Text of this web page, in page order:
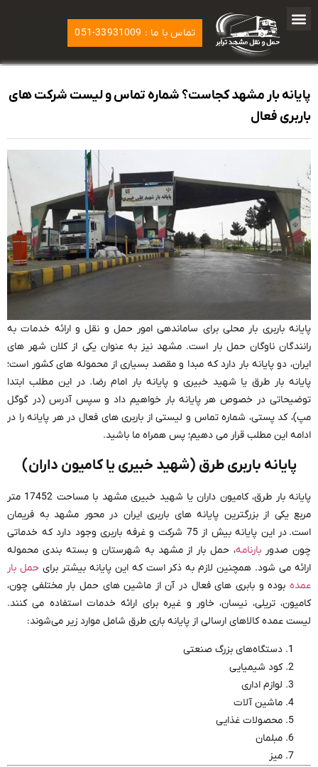
تماس با ما : 33931009-051
پایانه بار مشهد کجاست؟ شماره تماس و لیست شرکت های
باربری فعال
پایانه باربری بار محلی برای ساماندهی امور حمل و نقل و ارائه خدمات به
رانندگان ناوگان حمل بار است. مشهد نیز به عنوان یکی از کلان شهر های
ایران، دو پایانه بار دارد که مبدا و مقصد بسیاری از محموله های کشور است؛
پایانه بار طرق یا شهید خبیری و پایانه بار امام رضا. در این مطلب ابتدا
توضیحاتی در خصوص هر پایانه بار خواهیم داد و سپس آدرس (در گوگل
مپ)، کد پستی، شماره تماس و لیستی از باربری های فعال در هر پایانه را در
ادامه این مطلب قرار می دهیم؛ پس همراه ما باشید.
پایانه باربری طرق (شهید خبیری یا کامیون داران)
پایانه بار طرق، کامیون داران یا شهید خبیری مشهد با مساحت 17452 متر
مربع یکی از بزرگترین پایانه های باربری ایران در محور مشهد به فریمان
است. در این پایانه بیش از 75 شرکت و غرفه باربری وجود دارد که خدماتی
چون صدور بارنامه، حمل بار از مشهد به شهرستان و بسته بندی محموله
ارائه می شود. همچنین لازم به ذکر است که این پایانه بیشتر برای حمل بار
عمده بوده و بابری های فعال در آن از ماشین های حمل بار مختلفی چون،
کامیون، تریلی، نیسان، خاور و غیره برای ارائه خدمات استفاده می کنند.
لیست عمده کالاهای ارسالی از پایانه باری طرق شامل موارد زیر می‌شوند:
دستگاه‌های بزرگ صنعتی
کود شیمیایی
لوازم اداری
ماشین آلات
محصولات غذایی
مبلمان
میز